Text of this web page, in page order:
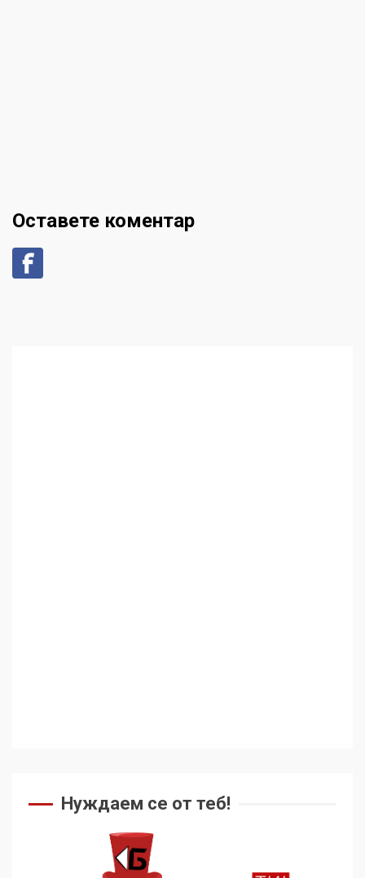
Оставете коментар
Нуждаем се от теб!
5
136 страни в ООН